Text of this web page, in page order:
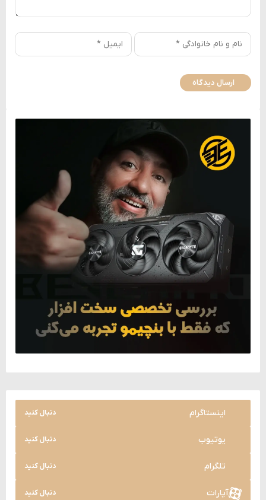
اینستاگرام دنبال کنید
یوتیوب دنبال کنید
تلگرام دنبال کنید
آپارات دنبال کنید